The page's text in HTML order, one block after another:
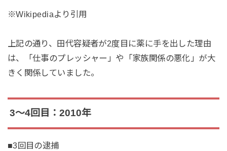
※Wikipediaより引用
上記の通り、田代容疑者が2度目に薬に手を出した理由
は、「仕事のプレッシャー」や「家族関係の悪化」が大
きく関係していました。
3～4回目：2010年
■3回目の逮捕